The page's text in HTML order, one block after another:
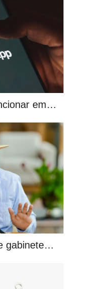
em…
gabinete…